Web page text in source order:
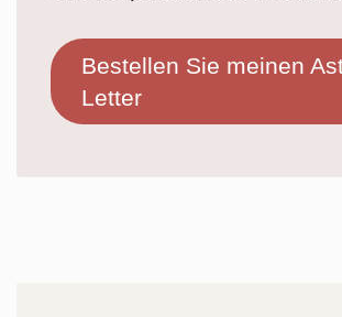
Bestellen Sie meinen
Letter